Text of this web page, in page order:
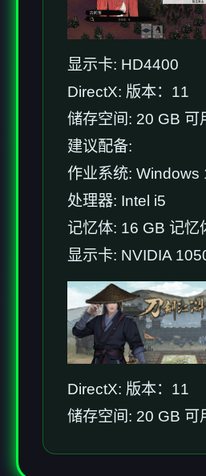
显示卡: HD4400
DirectX: 版本：11
储存空间: 20 GB 可
建议配备:
作业系统: Windows
处理器: Intel i5
记忆体: 16 GB 记忆
显示卡: NVIDIA
DirectX: 版本：11
储存空间: 20 GB 可